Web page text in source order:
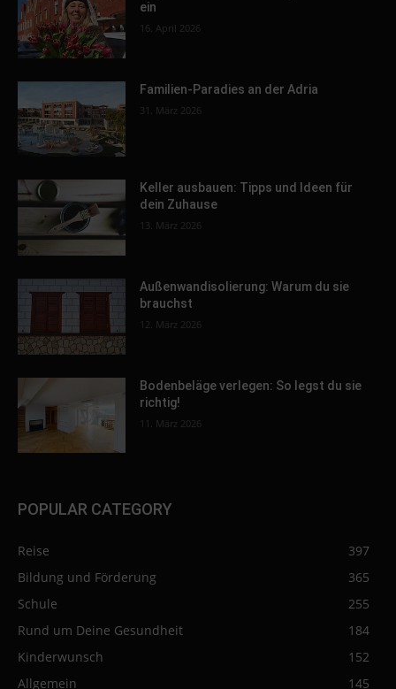
ein
16. April 2026
Familien-Paradies an der Adria
31. März 2026
Keller ausbauen: Tipps und Ideen für
dein Zuhause
13. März 2026
Außenwandisolierung: Warum du sie
brauchst
12. März 2026
Bodenbeläge verlegen: So legst du sie
richtig!
11. März 2026
POPULAR CATEGORY
Reise
397
Bildung und Förderung
365
Schule
255
Rund um Deine Gesundheit
184
Kinderwunsch
152
Allgemein
145